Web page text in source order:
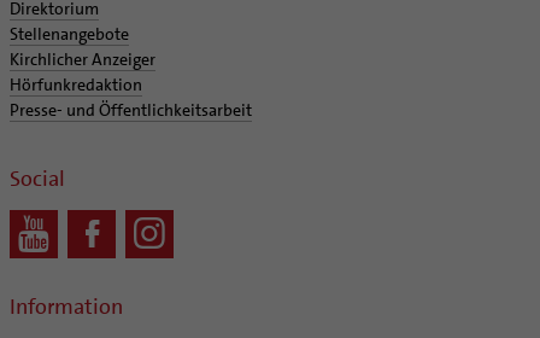
Direktorium
Stellenangebote
Kirchlicher Anzeiger
Hörfunkredaktion
Presse- und Öffentlichkeitsarbeit
Social
Information